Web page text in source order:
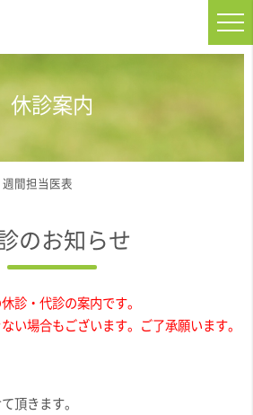
休診案内
週間担当医表
のお知らせ
診・代診の案内です。
い場合もございます。ご了承願います。
頂きます。